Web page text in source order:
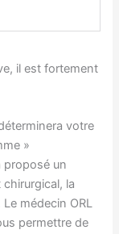
il est fortement
votre
»
proposé un
la
médecin ORL
permettre de